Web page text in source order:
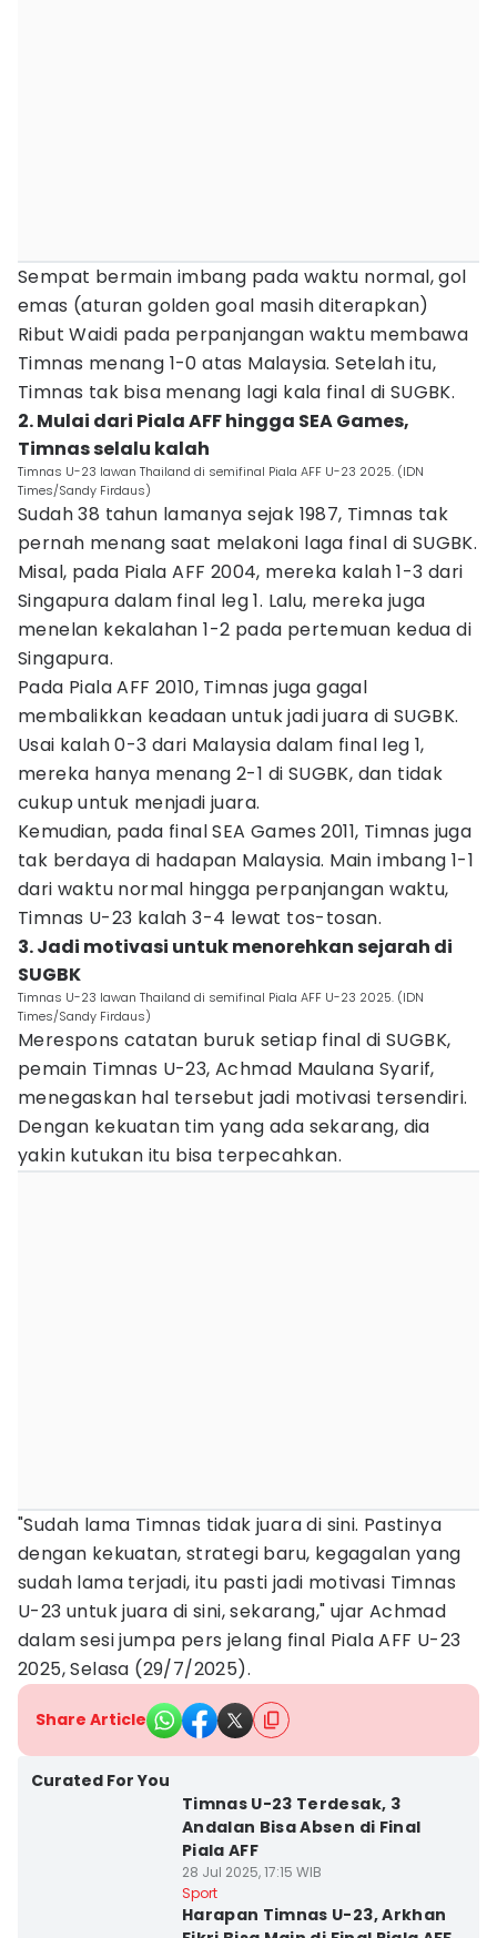
Sempat bermain imbang pada waktu normal, gol
emas (aturan golden goal masih diterapkan)
Ribut Waidi pada perpanjangan waktu membawa
Timnas menang 1-0 atas Malaysia. Setelah itu,
Timnas tak bisa menang lagi kala final di SUGBK.
2. Mulai dari Piala AFF hingga SEA Games,
Timnas selalu kalah
Timnas U-23 lawan Thailand di semifinal Piala AFF U-23 2025. (IDN
Times/Sandy Firdaus)
Sudah 38 tahun lamanya sejak 1987, Timnas tak
pernah menang saat melakoni laga final di SUGBK.
Misal, pada Piala AFF 2004, mereka kalah 1-3 dari
Singapura dalam final leg 1. Lalu, mereka juga
menelan kekalahan 1-2 pada pertemuan kedua di
Singapura.
Pada Piala AFF 2010, Timnas juga gagal
membalikkan keadaan untuk jadi juara di SUGBK.
Usai kalah 0-3 dari Malaysia dalam final leg 1,
mereka hanya menang 2-1 di SUGBK, dan tidak
cukup untuk menjadi juara.
Kemudian, pada final SEA Games 2011, Timnas juga
tak berdaya di hadapan Malaysia. Main imbang 1-1
dari waktu normal hingga perpanjangan waktu,
Timnas U-23 kalah 3-4 lewat tos-tosan.
3. Jadi motivasi untuk menorehkan sejarah di
SUGBK
Timnas U-23 lawan Thailand di semifinal Piala AFF U-23 2025. (IDN
Times/Sandy Firdaus)
Merespons catatan buruk setiap final di SUGBK,
pemain Timnas U-23, Achmad Maulana Syarif,
menegaskan hal tersebut jadi motivasi tersendiri.
Dengan kekuatan tim yang ada sekarang, dia
yakin kutukan itu bisa terpecahkan.
"Sudah lama Timnas tidak juara di sini. Pastinya
dengan kekuatan, strategi baru, kegagalan yang
sudah lama terjadi, itu pasti jadi motivasi Timnas
U-23 untuk juara di sini, sekarang," ujar Achmad
dalam sesi jumpa pers jelang final Piala AFF U-23
2025, Selasa (29/7/2025).
Share Article
Curated For You
Timnas U-23 Terdesak, 3
Andalan Bisa Absen di Final
Piala AFF
28 Jul 2025, 17:15 WIB
Sport
Harapan Timnas U-23, Arkhan